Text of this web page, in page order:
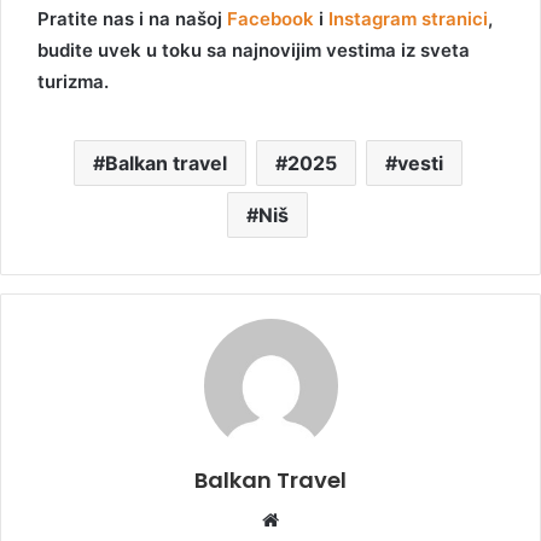
Pratite nas i na našoj Facebook i Instagram stranici,
budite uvek u toku sa najnovijim vestima iz sveta
turizma.
Balkan travel 2025 vesti
Niš
Balkan Travel